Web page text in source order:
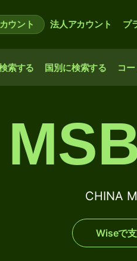
ウント 法人アカウント プ
索する 国別に検索する コ
CHINA
Wiseで